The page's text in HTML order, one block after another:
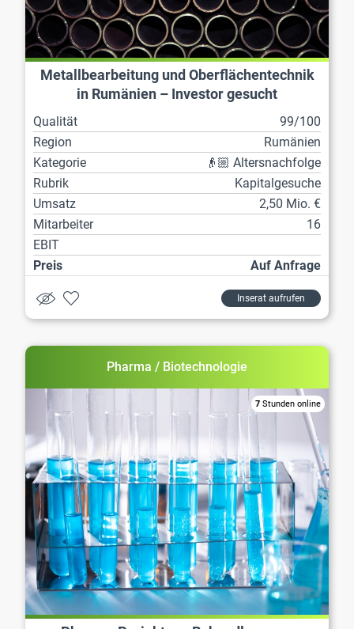
Metallbearbeitung und Oberflächentechnik
in Rumänien – Investor gesucht
Qualität
99/100
Region
Rumänien
Kategorie
👴🏼 Altersnachfolge
Rubrik
Kapitalgesuche
Umsatz
2,50 Mio. €
Mitarbeiter
16
EBIT
Preis
Auf Anfrage
Inserat aufrufen
Pharma / Biotechnologie
7 Stunden online